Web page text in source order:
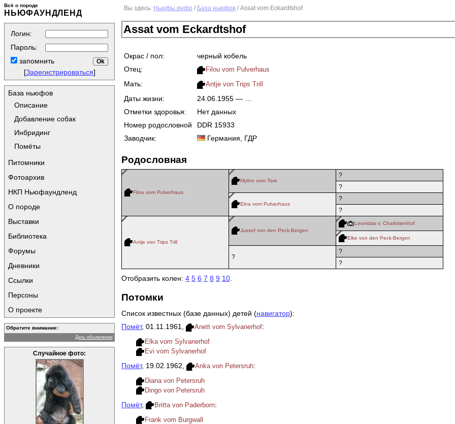
Всё о породе
НЬЮФАУНДЛЕНД
Логин:
Пароль:
запомнить
[Зарегистрироваться]
База ньюфов
Описание
Добавление собак
Инбридинг
Помёты
Питомники
Фотоархив
НКП Ньюфаундленд
О породе
Выставки
Библиотека
Форумы
Дневники
Ссылки
Персоны
О проекте
Обратите внимание:
Дать объявление
Случайное фото:
Вы здесь: Ньюфы.инфо / База ньюфов / Assat vom Eckardtshof
Assat vom Eckardtshof
Окрас / пол:
черный кобель
Отец:
Filou vom Pulverhaus
Мать: Antje von Trips Trill
Даты жизни:
24.06.1955 — …
Отметки здоровья:
Нет данных
Номер родословной
DDR 15933
Заводчик:
Германия, ГДР
Родословная
Filou vom Pulverhaus
Mytho vom Tore
?
?
Elna vom Pulverhaus
?
?
Antje von Trips Trill
Jussof von den Peck-Bergen
Leonidas v. Сharlottenhof
Elke von den Peck-Bergen
?
?
?
Отобразить колен: 4 5 6 7 8 9 10.
Потомки
Список известных (базе данных) детей (навигатор):
Помёт, 01.11.1961, Anett vom Sylvanerhof:
Elka vom Sylvanerhof
Evi vom Sylvanerhof
Помёт, 19.02.1962, Anka von Petersruh:
Diana von Petersruh
Dingo von Petersruh
Помёт, Britta von Paderborn:
Frank vom Burgwall